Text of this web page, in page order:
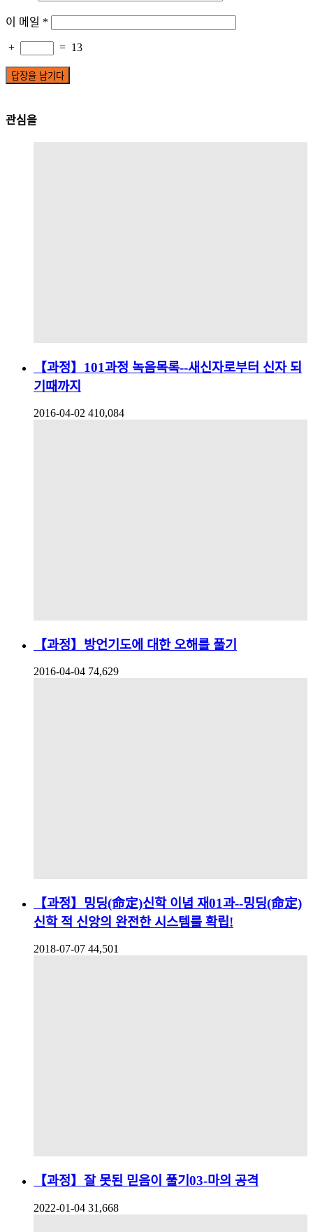
이 메일 *
+ = 13
관심을
【과정】101과정 녹음목록--새신자로부터 신자 되
기때까지
2016-04-02 410,084
【과정】방언기도에 대한 오해를 풀기
2016-04-04 74,629
【과정】밍딩(命定)신학 이념 재01과--밍딩(命定)
신학 적 신앙의 완전한 시스템를 확립!
2018-07-07 44,501
【과정】잘 못된 믿음이 풀기03-마의 공격
2022-01-04 31,668